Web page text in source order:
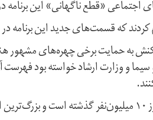
«قطع ناگهانی» این برنامه
کردند که قسمت‌های جدید این
به حمایت برخی چهره‌های مشهور
و وزارت ارشاد خواسته بود فهرست
منشن‌هان هشتگ اعدام نکنید از مرز ۱۰